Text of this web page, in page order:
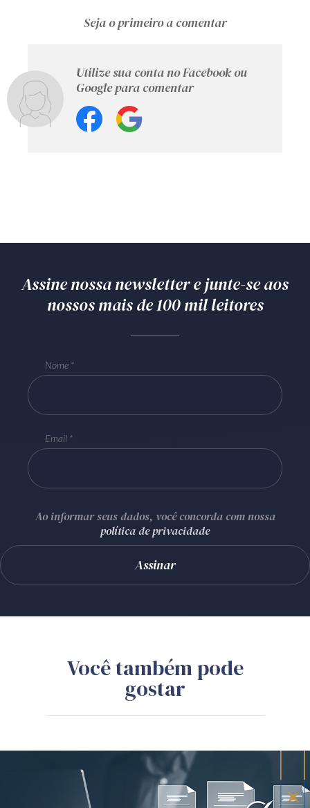
Seja o primeiro a comentar
Utilize sua conta no Facebook ou
Google para comentar
Assine nossa newsletter e junte-se aos
nossos mais de 100 mil leitores
Nome
Email
Ao informar seus dados, você concorda com nossa
política de privacidade
Você também pode
gostar